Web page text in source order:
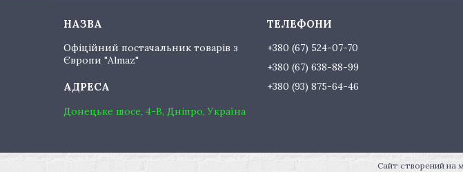
Офіційний постачальник товарів з
Європи "Almaz"
Донецьке шосе, 4-В, Дніпро, Україна
+380 (67) 524-07-70
+380 (67) 638-88-99
+380 (93) 875-64-46
Сайт створений на